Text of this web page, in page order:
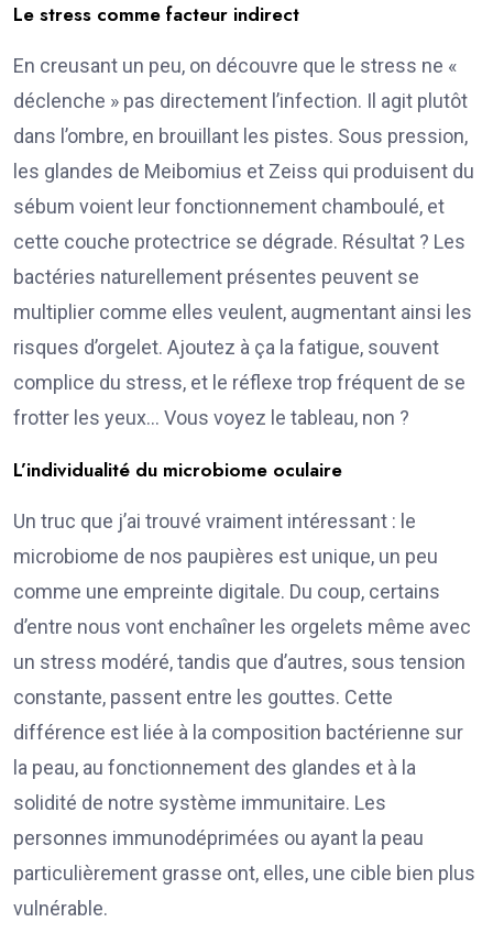
Le stress comme facteur indirect
En creusant un peu, on découvre que le stress ne «
déclenche » pas directement l’infection. Il agit plutôt
dans l’ombre, en brouillant les pistes. Sous pression,
les glandes de Meibomius et Zeiss qui produisent du
sébum voient leur fonctionnement chamboulé, et
cette couche protectrice se dégrade. Résultat ? Les
bactéries naturellement présentes peuvent se
multiplier comme elles veulent, augmentant ainsi les
risques d’orgelet. Ajoutez à ça la fatigue, souvent
complice du stress, et le réflexe trop fréquent de se
frotter les yeux… Vous voyez le tableau, non ?
L’individualité du microbiome oculaire
Un truc que j’ai trouvé vraiment intéressant : le
microbiome de nos paupières est unique, un peu
comme une empreinte digitale. Du coup, certains
d’entre nous vont enchaîner les orgelets même avec
un stress modéré, tandis que d’autres, sous tension
constante, passent entre les gouttes. Cette
différence est liée à la composition bactérienne sur
la peau, au fonctionnement des glandes et à la
solidité de notre système immunitaire. Les
personnes immunodéprimées ou ayant la peau
particulièrement grasse ont, elles, une cible bien plus
vulnérable.